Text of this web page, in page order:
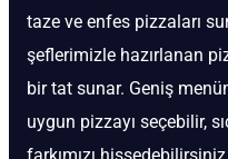
taze ve enfes pizzaları
şeflerimizle hazırlanan
bir tat sunar. Geniş
uygun pizzayı seçebilir,
farkımızı